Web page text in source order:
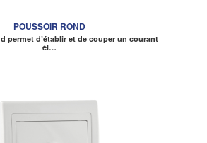
POUSSOIR ROND
permet d’établir et de couper un courant
él…